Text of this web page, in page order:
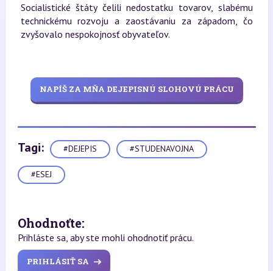
Socialistické štáty čelili nedostatku tovarov, slabému
technickému rozvoju a zaostávaniu za západom, čo
zvyšovalo nespokojnosť obyvateľov.
NAPÍŠ ZA MŇA DEJEPISNÚ SLOHOVÚ PRÁCU
Tagi: #DEJEPIS #STUDENAVOJNA
#ESEJ
Ohodnoťte:
Prihláste sa, aby ste mohli ohodnotiť prácu.
PRIHLÁSIŤ SA